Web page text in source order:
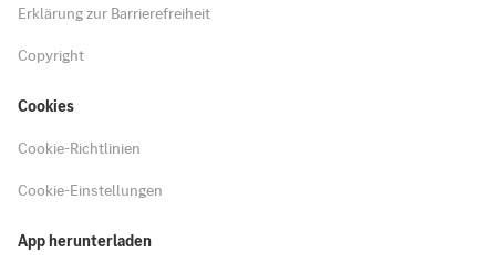
Erklärung zur Barrierefreiheit
Copyright
Cookies
Cookie-Richtlinien
Cookie-Einstellungen
App herunterladen